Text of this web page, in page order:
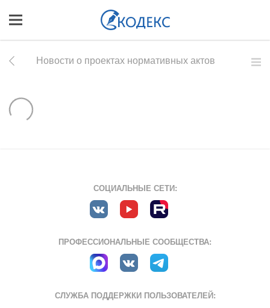
Новости о проектах нормативных актов
СОЦИАЛЬНЫЕ СЕТИ:
ПРОФЕССИОНАЛЬНЫЕ СООБЩЕСТВА:
СЛУЖБА ПОДДЕРЖКИ ПОЛЬЗОВАТЕЛЕЙ: